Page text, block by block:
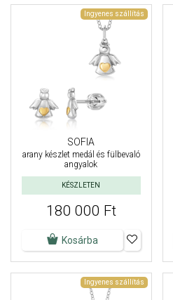
Ingyenes szállítás
SOFIA
arany készlet medál és fülbevaló
angyalok
KÉSZLETEN
180 000 Ft
Kosárba
Ingyenes szállítás